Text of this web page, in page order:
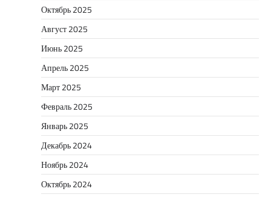
Октябрь 2025
Август 2025
Июнь 2025
Апрель 2025
Март 2025
Февраль 2025
Январь 2025
Декабрь 2024
Ноябрь 2024
Октябрь 2024